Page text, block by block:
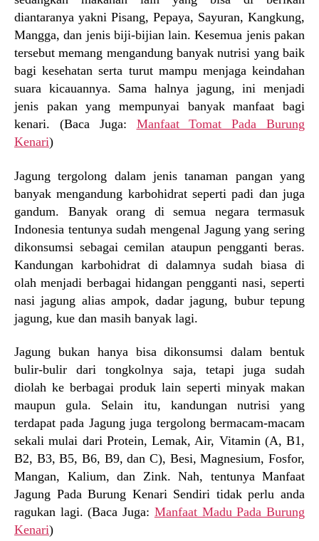
diantaranya yakni Pisang, Pepaya, Sayuran, Kangkung,
Mangga, dan jenis biji-bijian lain. Kesemua jenis pakan
tersebut memang mengandung banyak nutrisi yang baik
bagi kesehatan serta turut mampu menjaga keindahan
suara kicauannya. Sama halnya jagung, ini menjadi
jenis pakan yang mempunyai banyak manfaat bagi
kenari. (Baca Juga: Manfaat Tomat Pada Burung
Kenari)
Jagung tergolong dalam jenis tanaman pangan yang
banyak mengandung karbohidrat seperti padi dan juga
gandum. Banyak orang di semua negara termasuk
Indonesia tentunya sudah mengenal Jagung yang sering
dikonsumsi sebagai cemilan ataupun pengganti beras.
Kandungan karbohidrat di dalamnya sudah biasa di
olah menjadi berbagai hidangan pengganti nasi, seperti
nasi jagung alias ampok, dadar jagung, bubur tepung
jagung, kue dan masih banyak lagi.
Jagung bukan hanya bisa dikonsumsi dalam bentuk
bulir-bulir dari tongkolnya saja, tetapi juga sudah
diolah ke berbagai produk lain seperti minyak makan
maupun gula. Selain itu, kandungan nutrisi yang
terdapat pada Jagung juga tergolong bermacam-macam
sekali mulai dari Protein, Lemak, Air, Vitamin (A, B1,
B2, B3, B5, B6, B9, dan C), Besi, Magnesium, Fosfor,
Mangan, Kalium, dan Zink. Nah, tentunya Manfaat
Jagung Pada Burung Kenari Sendiri tidak perlu anda
ragukan lagi. (Baca Juga: Manfaat Madu Pada Burung
Kenari)